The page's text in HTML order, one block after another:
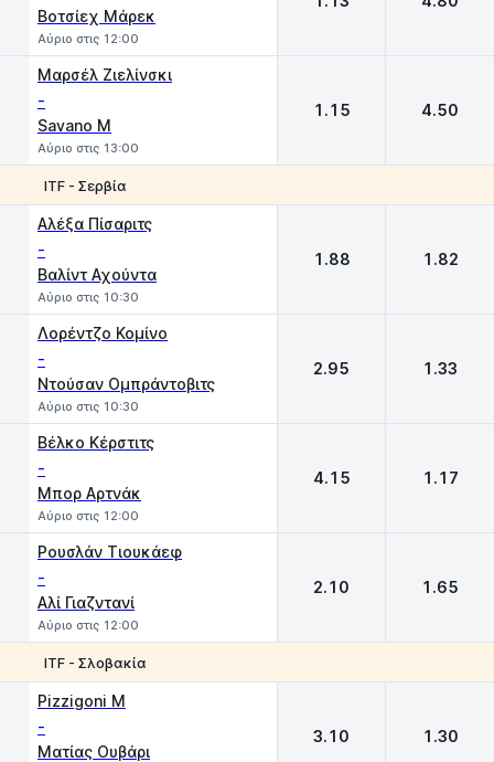
Βοτσίεχ Μάρεκ
Αύριο στις 12:00
Μαρσέλ Ζιελίνσκι
-
Savano M
Αύριο στις 13:00
1.15 4.50
ITF - Σερβία
Αλέξα Πίσαριτς
-
Βαλίντ Αχούντα
Αύριο στις 10:30
1.88 1.82
Λορέντζο Κομίνο
-
Ντούσαν Ομπράντοβιτς
Αύριο στις 10:30
2.95 1.33
Βέλκο Κέρστιτς
-
Μπορ Αρτνάκ
Αύριο στις 12:00
4.15 1.17
Ρουσλάν Τιουκάεφ
-
Αλί Γιαζντανί
Αύριο στις 12:00
2.10 1.65
ITF - Σλοβακία
Pizzigoni M
-
Ματίας Ουβάρι
3.10 1.30